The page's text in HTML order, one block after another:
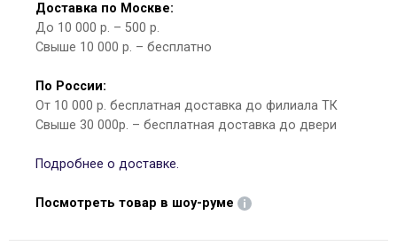
Доставка по Москве:
До 10 000 р. – 500 р.
Свыше 10 000 р. – бесплатно
По России:
От 10 000 р. бесплатная доставка до филиала ТК
Свыше 30 000р. – бесплатная доставка до двери
Подробнее о доставке.
Посмотреть товар в шоу-руме